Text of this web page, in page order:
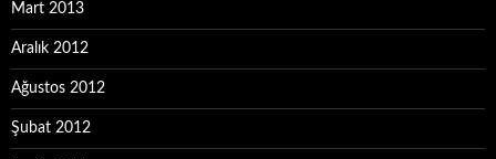
Mart 2013
Aralık 2012
Ağustos 2012
Şubat 2012